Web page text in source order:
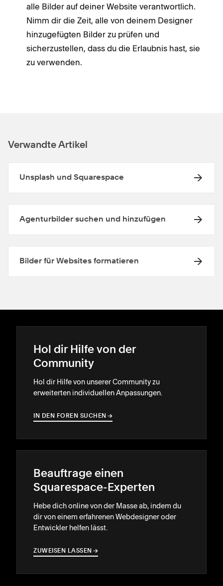
alle Bilder auf deiner Website verantwortlich.
Nimm dir die Zeit, alle von deinem Designer
hinzugefügten Bilder zu prüfen und
sicherzustellen, dass du die Erlaubnis hast, sie
zu verwenden.
Verwandte Artikel
Unsplash und Squarespace
Agenturbilder suchen und hinzufügen
Bilder für Websites formatieren
Hol dir Hilfe von der
Community
Hol dir Hilfe von unserer Community zu
erweiterten individuellen Anpassungen.
IN DEN FOREN SUCHEN →
→
Beauftrage einen
Squarespace-Experten
Hebe dich online von der Masse ab, indem du
dir von einem erfahrenen Webdesigner oder
Entwickler helfen lässt.
ZUWEISEN LASSEN →
→